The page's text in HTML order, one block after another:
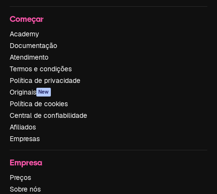
Começar
Academy
Documentação
Atendimento
Termos e condições
Política de privacidade
Originais New
Política de cookies
Central de confiabilidade
Afiliados
Empresas
Empresa
Preços
Sobre nós